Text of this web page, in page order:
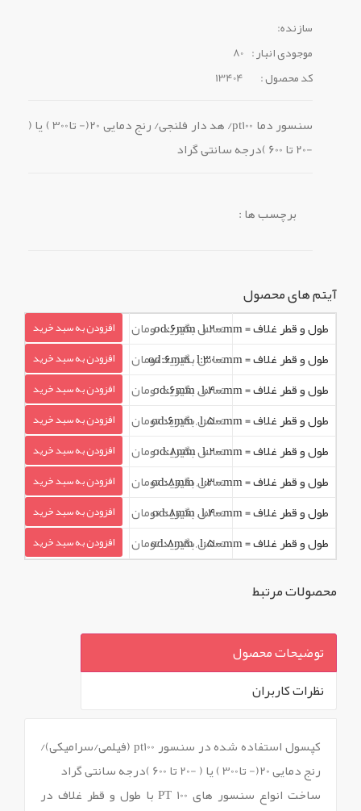
سازنده:
موجودی انبار : 80
کد محصول :
13404
سنسور دما pt100/ هد دار فلنجی/ رنج دمایی 20(- تا300 ) یا (
-20 تا 600 )درجه سانتی گراد
برچسب ها :
آیتم های محصول
طول و قطر غلاف = od:6mm , l:200mm تماس بگیرید تومان افزودن به سبد خرید
طول و قطر غلاف = od:6mm , l:3000mm تماس بگیرید تومان افزودن به سبد خرید
طول و قطر غلاف = od:6mm , l:400mm تماس بگیرید تومان افزودن به سبد خرید
طول و قطر غلاف = od:6mm , l:500mm تماس بگیرید تومان افزودن به سبد خرید
طول و قطر غلاف = od:8mm , l:200mm تماس بگیرید تومان افزودن به سبد خرید
طول و قطر غلاف = od:8mm , l:300mm تماس بگیرید تومان افزودن به سبد خرید
طول و قطر غلاف = od:8mm , l:400mm تماس بگیرید تومان افزودن به سبد خرید
طول و قطر غلاف = od:8mm , l:500mm تماس بگیرید تومان افزودن به سبد خرید
محصولات مرتبط
توضیحات محصول
نظرات کاربران
کپسول استفاده شده در سنسور pt100 (فیلمی/سرامیکی)/
رنج دمایی 20(- تا300 ) یا ( -20 تا 600 )درجه سانتی گراد
ساخت انواع سنسور های PT 100 با طول و قطر غلاف در